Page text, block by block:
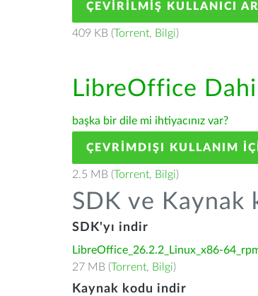
ÇEVIRILMIŞ KULLANICI
409 KB (Torrent, Bilgi)
LibreOffice
başka bir dile mi ihtiyacınız var?
ÇEVRIMDIŞI KULLANIM
2.5 MB (Torrent, Bilgi)
SDK ve Kaynak
SDK'yı indir
LibreOffice_26.2.2_Linux_x86-
27 MB (Torrent, Bilgi)
Kaynak kodu indir